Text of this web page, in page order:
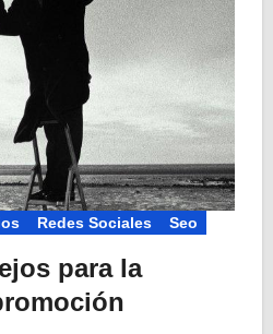
Redes Sociales Seo
para la